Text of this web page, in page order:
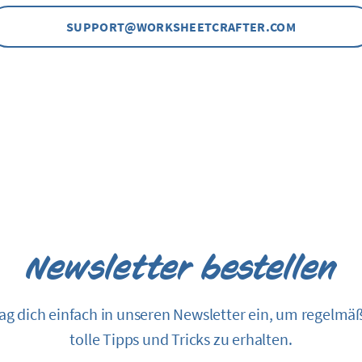
SUPPORT@WORKSHEETCRAFTER.COM
Newsletter bestellen
dich einfach in unseren Newsletter ein, um
tolle Tipps und Tricks zu erhalten.